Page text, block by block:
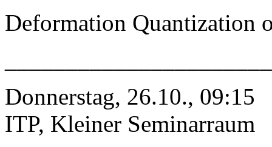
Deformation Quantization
Donnerstag, 26.10., 09:15
ITP, Kleiner Seminarraum